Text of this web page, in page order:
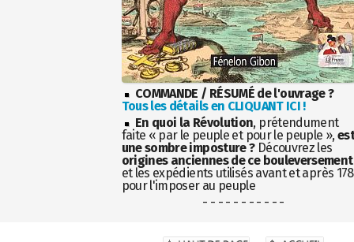
COMMANDE / RÉSUMÉ de l'ouvrage ?
Tous les détails en CLIQUANT ICI !
En quoi la Révolution, prétendument
faite « par le peuple et pour le peuple »,
une sombre imposture ?Découvrez les
origines anciennes de ce bouleversement
et les expédients utilisés avant et après
pour l'imposer au peuple
- - - - - - - - - - -